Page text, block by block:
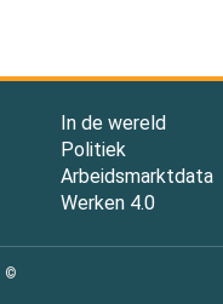
In de wereld
Politiek
Arbeidsmarktdata
Werken 4.0
©